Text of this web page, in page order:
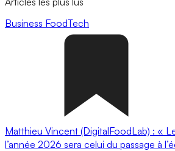
Business FoodTech
Matthieu Vincent (DigitalFoodLab) : «
l’année 2026 sera celui du passage à